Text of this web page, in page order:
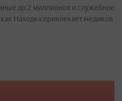
до 2 миллионов и служебное
Находка привлекает медиков